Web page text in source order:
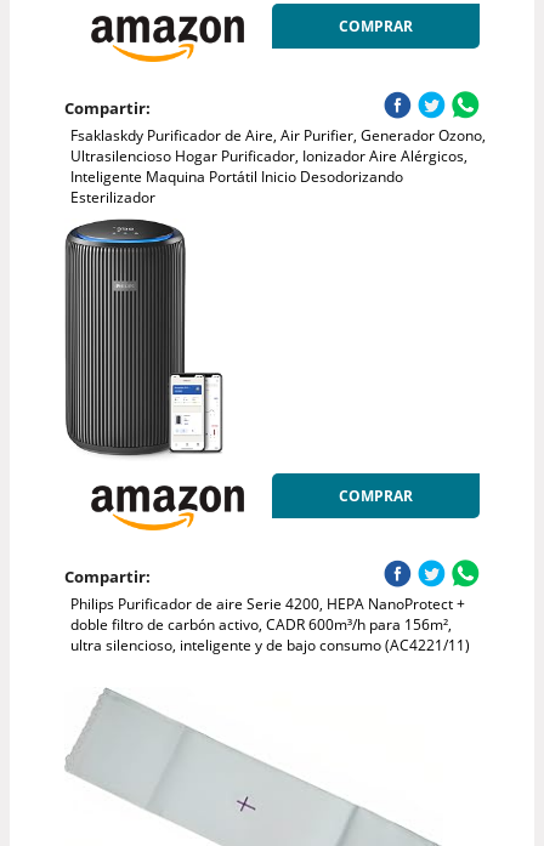
COMPRAR
Compartir:
Fsaklaskdy Purificador de Aire, Air Purifier, Generador Ozono,
Ultrasilencioso Hogar Purificador, Ionizador Aire Alérgicos,
Inteligente Maquina Portátil Inicio Desodorizando
Esterilizador
COMPRAR
Compartir:
Philips Purificador de aire Serie 4200, HEPA NanoProtect +
doble filtro de carbón activo, CADR 600m³/h para 156m²,
ultra silencioso, inteligente y de bajo consumo (AC4221/11)